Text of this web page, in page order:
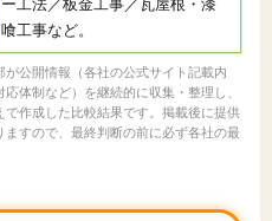
ー工法／板金工事／瓦屋根・漆
喰工事など。
公開情報（各社の公式サイト記載内
体制など）を継続的に収集・整理し、
作成した比較結果です。掲載後に提供
すので、最終判断の前に必ず各社の最